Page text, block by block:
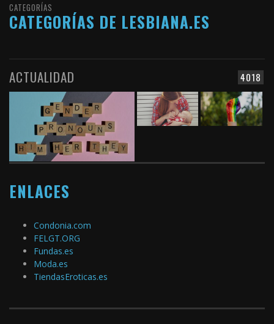
CATEGORÍAS
CATEGORÍAS DE LESBIANA.ES
4018
ACTUALIDAD
ENLACES
Condonia.com
FELGT.ORG
Fundas.es
Moda.es
TiendasEroticas.es